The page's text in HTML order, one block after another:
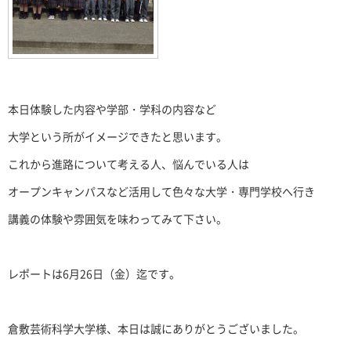
本日体験した内容や学部・学科の内容など
大学という所がイメージできたと思います。
これから進路について考える人、悩んでいる人は
オープンキャンパスなど活用して色々な大学・専門学校へ行き
講義の体験や雰囲気を味わってみて下さい。
レポートは6月26日（金）迄です。
倉敷芸術科学大学様、本日は誠にありがとうございました。